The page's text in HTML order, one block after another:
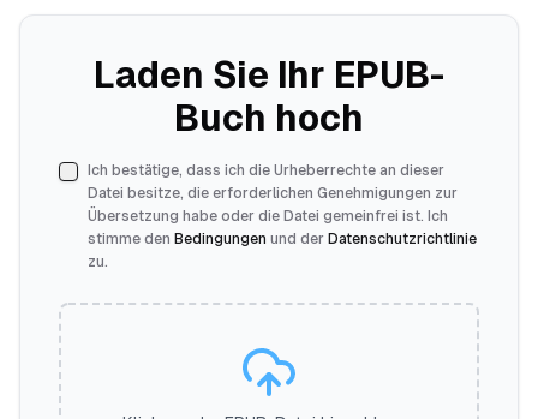
Laden Sie Ihr EPUB-
Buch hoch
Ich bestätige, dass ich die Urheberrechte an dieser
Datei besitze, die erforderlichen Genehmigungen zur
Übersetzung habe oder die Datei gemeinfrei ist. Ich
stimme den Bedingungen und der Datenschutz­richtlinie
zu.